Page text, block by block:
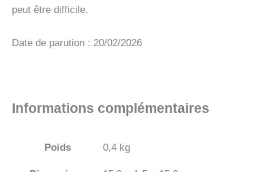
peut être difficile.
Date de parution : 20/02/2026
Informations complémentaires
Poids 0,4 kg